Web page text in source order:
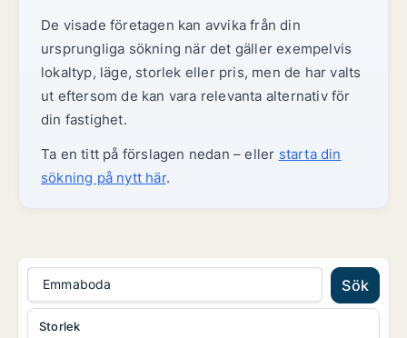
De visade företagen kan avvika från din
ursprungliga sökning när det gäller exempelvis
lokaltyp, läge, storlek eller pris, men de har valts
ut eftersom de kan vara relevanta alternativ för
din fastighet.
Ta en titt på förslagen nedan – eller starta din
sökning på nytt här.
Emmaboda Sök
Storlek